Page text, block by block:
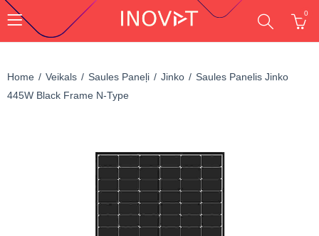
0
Home Veikals Saules Paneļi Jinko
Saules Panelis Jinko
445W Black Frame N-Type